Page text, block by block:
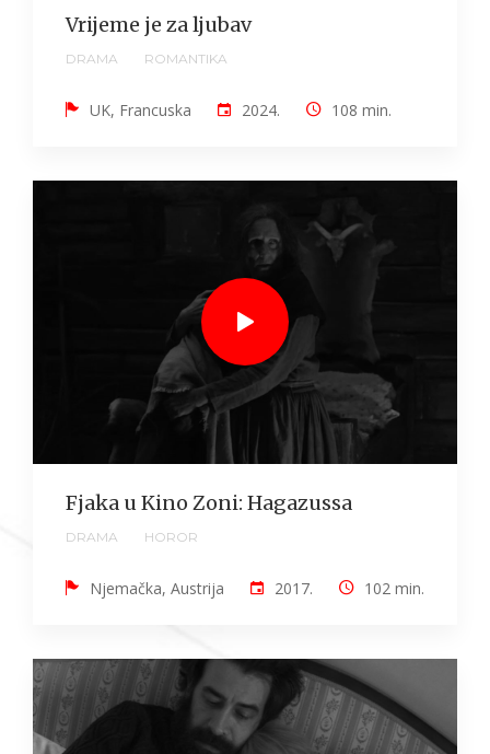
Vrijeme je za ljubav
DRAMA ROMANTIKA
UK, Francuska 2024. 108 min.
Fjaka u Kino Zoni: Hagazussa
DRAMA HOROR
Njemačka, Austrija 2017. 102 min.